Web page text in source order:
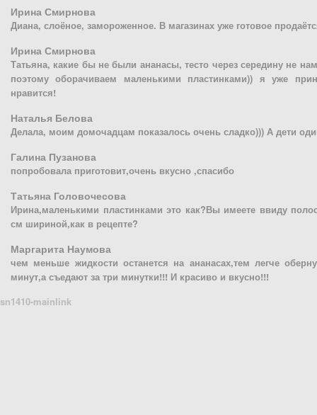
Ирина Смирнова
Диана, слоёное, замороженное. В магазинах уже готовое
Ирина Смирнова
Татьяна, какие бы не были ананасы, тесто через середину не
поэтому оборачиваем маленькими пластинками)) я уже
нравится!
Наталья Белова
Делала, моим домочадцам показалось очень сладко))) А дети
Галина Пузанова
попробовала приготовит,очень вкусно ,спасибо
Татьяна Головочесова
Ирина,маленькими пластинками это как?Вы имеете ввиду
см шириной,как в рецепте?
Маргарита Наумова
чем меньше жидкости останется на ананасах,тем легче
минут,а съедают за три минутки!!! И красиво и вкусно!!!
sn1410-mainlink